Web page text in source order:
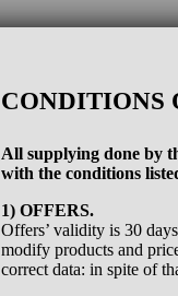
CONDITIONS
All supplying done by
with the conditions
1) OFFERS.
Offers’ validity is 30
modify products and
correct data: in spite of